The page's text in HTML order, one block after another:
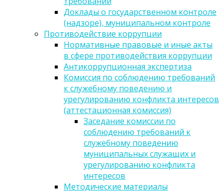
Доклады о государственном контроле
(надзоре), муниципальном контроле
Противодействие коррупции
Нормативные правовые и иные акты
в сфере противодействия коррупции
Антикоррупционная экспертиза
Комиссия по соблюдению требований
к служебному поведению и
урегулированию конфликта интересов
(аттестационная комиссия)
Заседание комиссии по
соблюдению требований к
служебному поведению
муниципальных служащих и
урегулированию конфликта
интересов
Методические материалы